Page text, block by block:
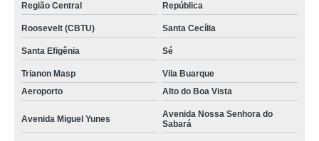
Região Central República
Roosevelt (CBTU) Santa Cecília
Santa Efigênia Sé
Trianon Masp
Vila Buarque
Aeroporto
Alto do Boa Vista
Avenida Miguel Yunes
Avenida Nossa Senhora do
Sabará